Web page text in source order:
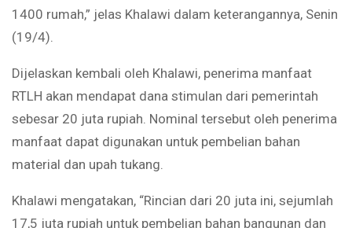
1400 rumah,” jelas Khalawi dalam keterangannya, Senin
(19/4).
Dijelaskan kembali oleh Khalawi, penerima manfaat
RTLH akan mendapat dana stimulan dari pemerintah
sebesar 20 juta rupiah. Nominal tersebut oleh penerima
manfaat dapat digunakan untuk pembelian bahan
material dan upah tukang.
Khalawi mengatakan, “Rincian dari 20 juta ini, sejumlah
17,5 juta rupiah untuk pembelian bahan bangunan dan